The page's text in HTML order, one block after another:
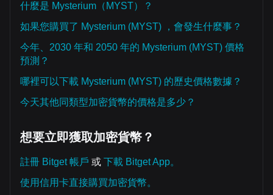
什麼是 Mysterium（MYST）？
如果您購買了 Mysterium (MYST) ，會發生什麼事？
今年、2030 年和 2050 年的 Mysterium (MYST) 價格
預測？
哪裡可以下載 Mysterium (MYST) 的歷史價格數據？
今天其他同類型加密貨幣的價格是多少？
想要立即獲取加密貨幣？
註冊 Bitget 帳戶 或 下載 Bitget App。
使用信用卡直接購買加密貨幣。